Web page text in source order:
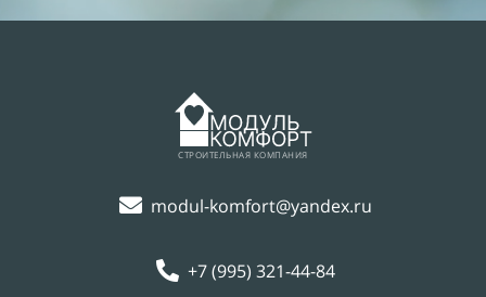
СТРОИТЕЛЬНАЯ КОМПАНИЯ
modul-komfort@yandex.ru
+7 (995) 321-44-84